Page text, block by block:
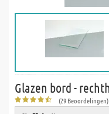
Glazen bord -
(29 Beoordelingen)